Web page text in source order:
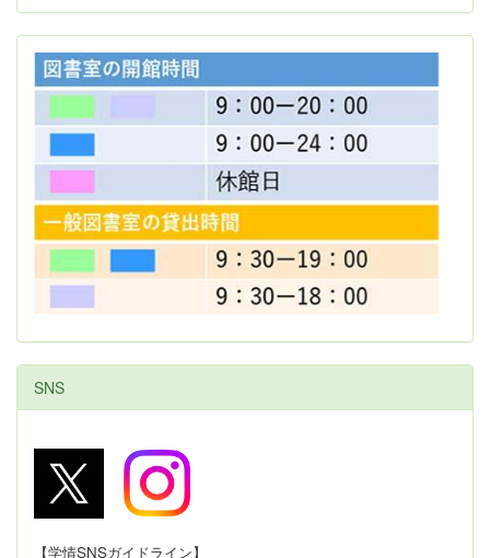
SNS
【学情SNSガイドライン】